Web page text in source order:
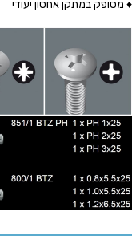
♦ מסופק במתקן אחסון יעודי